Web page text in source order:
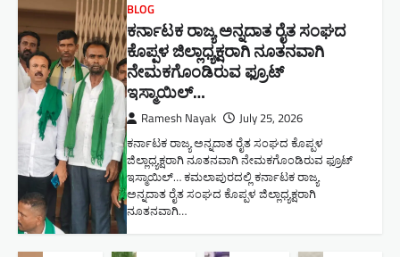
BLOG
ಕರ್ನಾಟಕ ರಾಜ್ಯ ಅನ್ನದಾತ ರೈತ ಸಂಘದ
ಕೊಪ್ಪಳ ಜಿಲ್ಲಾಧ್ಯಕ್ಷರಾಗಿ ನೂತನವಾಗಿ
ನೇಮಕಗೊಂಡಿರುವ ಫ್ರೂಟ್
ಇಸ್ಮಾಯಿಲ್…
Ramesh Nayak July 25, 2026
ಕರ್ನಾಟಕ ರಾಜ್ಯ ಅನ್ನದಾತ ರೈತ ಸಂಘದ ಕೊಪ್ಪಳ
ಜಿಲ್ಲಾಧ್ಯಕ್ಷರಾಗಿ ನೂತನವಾಗಿ ನೇಮಕಗೊಂಡಿರುವ ಫ್ರೂಟ್
ಇಸ್ಮಾಯಿಲ್… ಕಮಲಾಪುರದಲ್ಲಿ ಕರ್ನಾಟಕ ರಾಜ್ಯ
ಅನ್ನದಾತ ರೈತ ಸಂಘದ ಕೊಪ್ಪಳ ಜಿಲ್ಲಾಧ್ಯಕ್ಷರಾಗಿ
ನೂತನವಾಗಿ…